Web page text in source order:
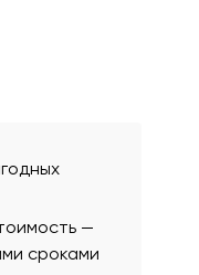
—
сроками